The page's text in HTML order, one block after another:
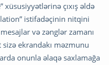
xüsusiyyətlərinə çıxış əldə
istifadəçinin nitqini
və zənglər zamanı
ekrandakı məzmunu
onunla əlaqə saxlamağa